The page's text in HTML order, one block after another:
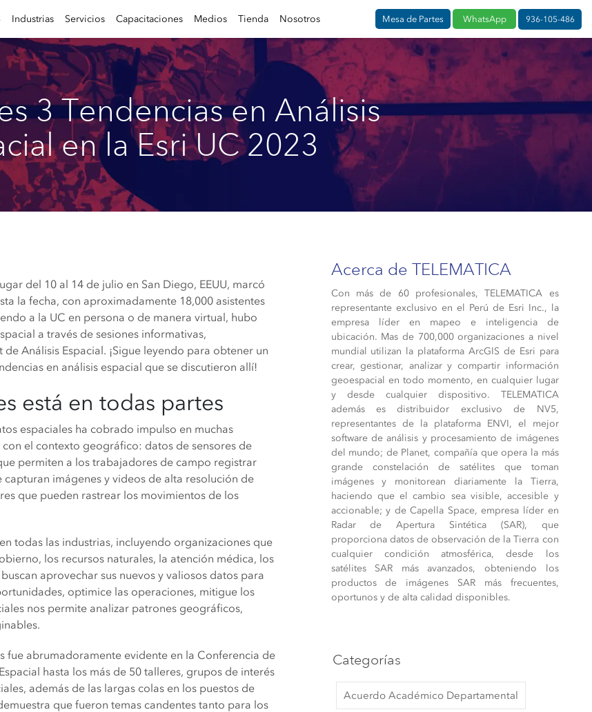
Industrias Servicios Capacitaciones Medios Tienda Nosotros Mesa de Partes WhatsApp 936-105-486
3 Tendencias en Análisis
en la Esri UC 2023
del 10 al 14 de julio en San Diego, EEUU, marcó
la fecha, con aproximadamente 18,000 asistentes
a la UC en persona o de manera virtual, hubo
a través de sesiones informativas,
Análisis Espacial. ¡Sigue leyendo para obtener un
en análisis espacial que se discutieron allí!
está en todas partes
espaciales ha cobrado impulso en muchas
el contexto geográfico: datos de sensores de
permiten a los trabajadores de campo registrar
imágenes y videos de alta resolución de
que pueden rastrear los movimientos de los
todas las industrias, incluyendo organizaciones que
los recursos naturales, la atención médica, los
aprovechar sus nuevos y valiosos datos para
optimice las operaciones, mitigue los
nos permite analizar patrones geográficos,
fue abrumadoramente evidente en la Conferencia de
hasta los más de 50 talleres, grupos de interés
además de las largas colas en los puestos de
que fueron temas candentes tanto para los
Acerca de TELEMATICA
Con más de 60 profesionales, TELEMATICA es
representante exclusivo en el Perú de Esri Inc., la
empresa líder en mapeo e inteligencia de
ubicación. Mas de 700,000 organizaciones a nivel
mundial utilizan la plataforma ArcGIS de Esri para
crear, gestionar, analizar y compartir información
geoespacial en todo momento, en cualquier lugar
y desde cualquier dispositivo. TELEMATICA
además es distribuidor exclusivo de NV5,
representantes de la plataforma ENVI, el mejor
software de análisis y procesamiento de imágenes
del mundo; de Planet, compañía que opera la más
grande constelación de satélites que toman
imágenes y monitorean diariamente la Tierra,
haciendo que el cambio sea visible, accesible y
accionable; y de Capella Space, empresa líder en
Radar de Apertura Sintética (SAR), que
proporciona datos de observación de la Tierra con
cualquier condición atmosférica, desde los
satélites SAR más avanzados, obteniendo los
productos de imágenes SAR más frecuentes,
oportunos y de alta calidad disponibles.
Categorías
Acuerdo Académico Departamental